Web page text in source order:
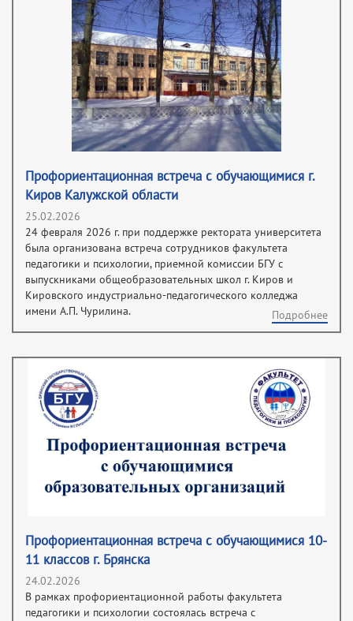
Профориентационная встреча с обучающимися г.
Киров Калужской области
25.02.2026
24 февраля 2026 г. при поддержке ректората университета
была организована встреча сотрудников факультета
педагогики и психологии, приемной комиссии БГУ с
выпускниками общеобразовательных школ г. Киров и
Кировского индустриально-педагогического колледжа
имени А.П. Чурилина.
Подробнее
Профориентационная встреча с обучающимися 10-
11 классов г. Брянска
24.02.2026
В рамках профориентационной работы факультета
педагогики и психологии состоялась встреча с